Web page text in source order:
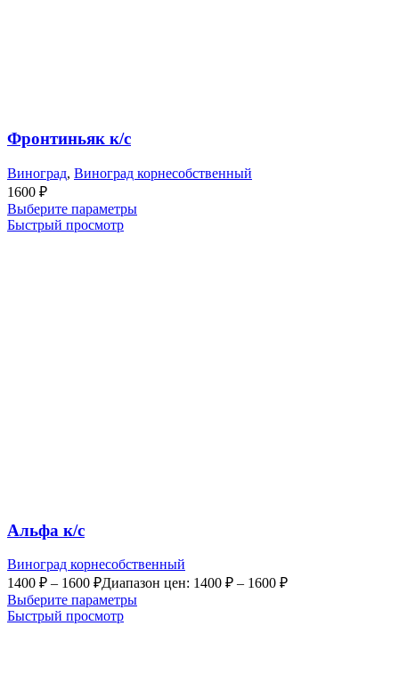
Фронтиньяк к/с
Виноград, Виноград корнесобственный
1600 ₽
Выберите параметры
Быстрый просмотр
Альфа к/с
Виноград корнесобственный
1400 ₽ – 1600 ₽Диапазон цен: 1400 ₽ – 1600 ₽
Выберите параметры
Быстрый просмотр